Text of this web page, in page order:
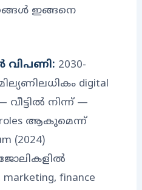
ഇങ്ങനെ
2030-
digital
നിന്ന് —
ആകുമെന്ന്
(2024)
marketing, finance